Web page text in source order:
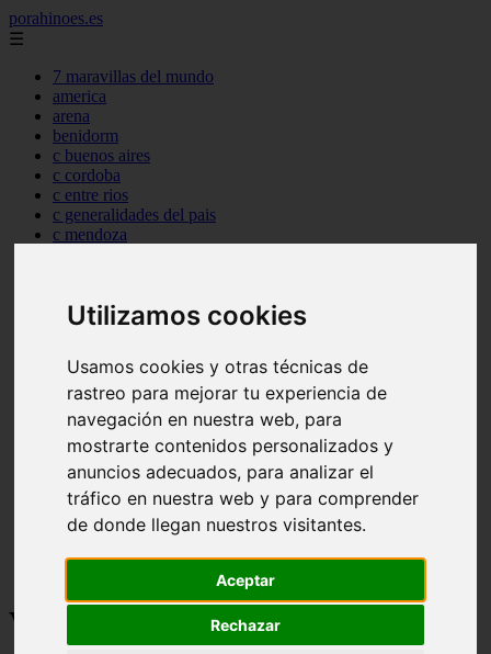
Utilizamos cookies
Usamos cookies y otras técnicas de
rastreo para mejorar tu experiencia de
navegación en nuestra web, para
mostrarte contenidos personalizados y
anuncios adecuados, para analizar el
tráfico en nuestra web y para comprender
de donde llegan nuestros visitantes.
Aceptar
Rechazar
porahinoes.es
☰
7 maravillas del mundo
america
arena
benidorm
c buenos aires
c cordoba
c entre rios
c generalidades del pais
c mendoza
c santa fe
c zona austral
carmen
category
destinos
gijon
lanzarote
live
monumentos
naturaleza
Viajes y turismo